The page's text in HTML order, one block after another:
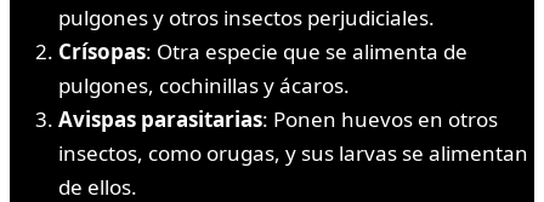
pulgones y otros insectos perjudiciales.
Crísopas: Otra especie que se alimenta de
pulgones, cochinillas y ácaros.
Avispas parasitarias: Ponen huevos en otros
insectos, como orugas, y sus larvas se alimentan
de ellos.